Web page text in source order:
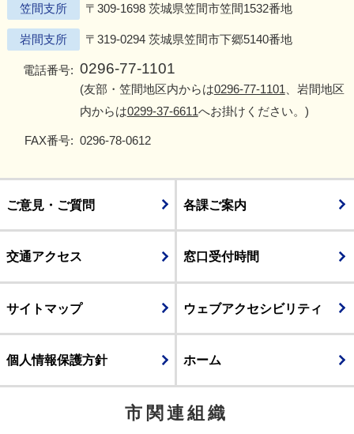
笠間支所 〒309-1698 茨城県笠間市笠間1532番地
岩間支所 〒319-0294 茨城県笠間市下郷5140番地
電話番号: 0296-77-1101
(友部・笠間地区内からは0296-77-1101 、岩間地区
内からは0299-37-6611へお掛けください。)
FAX番号: 0296-78-0612
ご意見・ご質問 各課ご案内
交通アクセス 窓口受付時間
サイトマップ ウェブアクセシビリティ
個人情報保護方針 ホーム
市関連組織